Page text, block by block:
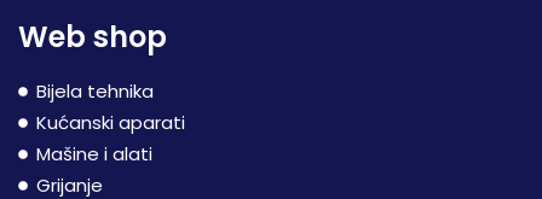
Web shop
Bijela tehnika
Kućanski aparati
Mašine i alati
Grijanje